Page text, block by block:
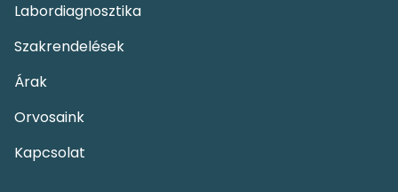
Labordiagnosztika
Szakrendelések
Árak
Orvosaink
Kapcsolat